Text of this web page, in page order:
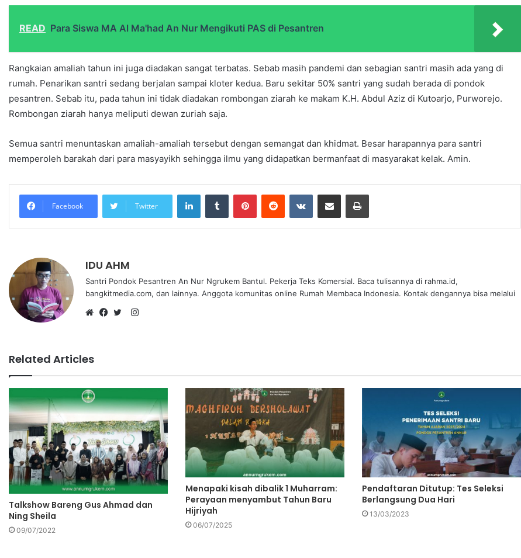
READ Para Siswa MA Al Ma'had An Nur Mengikuti PAS di Pesantren
Rangkaian amaliah tahun ini juga diadakan sangat terbatas. Sebab masih pandemi dan sebagian santri masih ada yang di
rumah. Penarikan santri sedang berjalan sampai kloter kedua. Baru sekitar 50% santri yang sudah berada di pondok
pesantren. Sebab itu, pada tahun ini tidak diadakan rombongan ziarah ke makam K.H. Abdul Aziz di Kutoarjo, Purworejo.
Rombongan ziarah hanya meliputi dewan zuriah saja.
Semua santri menuntaskan amaliah-amaliah tersebut dengan semangat dan khidmat. Besar harapannya para santri
memperoleh barakah dari para masyayikh sehingga ilmu yang didapatkan bermanfaat di masyarakat kelak. Amin.
Facebook Twitter
IDU AHM
Santri Pondok Pesantren An Nur Ngrukem Bantul. Pekerja Teks Komersial. Baca tulisannya di rahma.id,
bangkitmedia.com, dan lainnya. Anggota komunitas online Rumah Membaca Indonesia. Kontak dengannya bisa melalui
Related Articles
Talkshow Bareng Gus Ahmad dan
Ning Sheila
09/07/2022
Menapaki kisah dibalik 1 Muharram:
Perayaan menyambut Tahun Baru
Hijriyah
06/07/2025
Pendaftaran Ditutup: Tes Seleksi
Berlangsung Dua Hari
13/03/2023